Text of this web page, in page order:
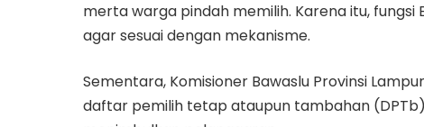
merta warga pindah memilih. Karena itu,
agar sesuai dengan mekanisme.
Sementara, Komisioner Bawaslu Provinsi
daftar pemilih tetap ataupun tambahan